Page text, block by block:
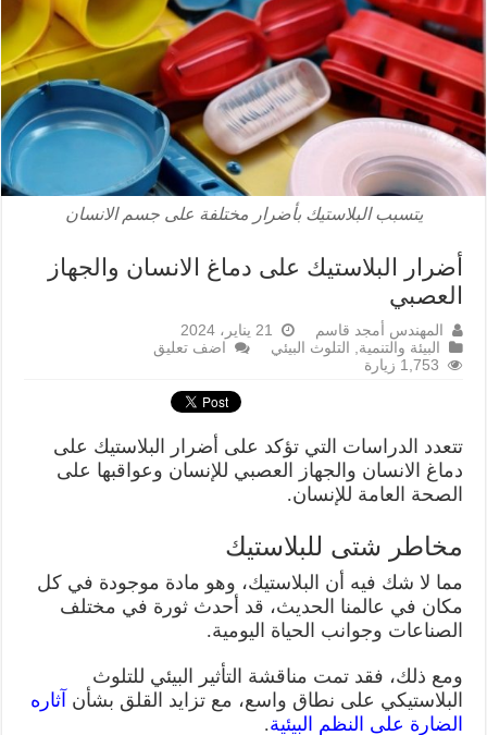
يتسبب البلاستيك بأضرار مختلفة على جسم الانسان
أضرار البلاستيك على دماغ الانسان والجهاز
العصبي
المهندس أمجد قاسم
21 يناير، 2024
البيئة والتنمية, التلوث البيئي
اضف تعليق
1,753 زيارة
تتعدد الدراسات التي تؤكد على أضرار البلاستيك على
دماغ الانسان والجهاز العصبي للإنسان وعواقبها على
الصحة العامة للإنسان.
مخاطر شتى للبلاستيك
مما لا شك فيه أن البلاستيك، وهو مادة موجودة في كل
مكان في عالمنا الحديث، قد أحدث ثورة في مختلف
الصناعات وجوانب الحياة اليومية.
ومع ذلك، فقد تمت مناقشة التأثير البيئي للتلوث
البلاستيكي على نطاق واسع، مع تزايد القلق بشأن آثاره
الضارة على النظم البيئية.